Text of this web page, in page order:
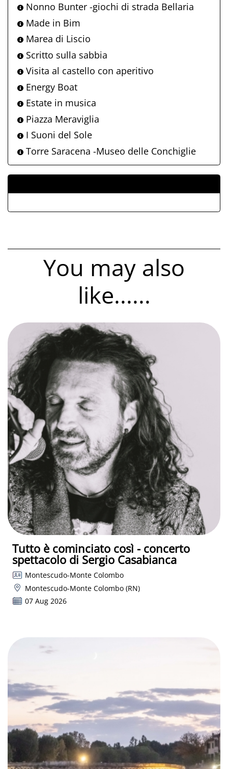
Nonno Bunter -giochi di strada Bellaria
Made in Bim
Marea di Liscio
Scritto sulla sabbia
Visita al castello con aperitivo
Energy Boat
Estate in musica
Piazza Meraviglia
I Suoni del Sole
Torre Saracena -Museo delle Conchiglie
You may also
like......
Tutto è cominciato così - concerto
spettacolo di Sergio Casabianca
Montescudo-Monte Colombo
Montescudo-Monte Colombo (RN)
07 Aug 2026